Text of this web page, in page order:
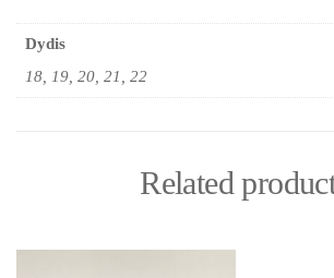
Dydis
18, 19, 20, 21, 22
Related